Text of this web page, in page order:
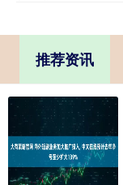
推荐资讯